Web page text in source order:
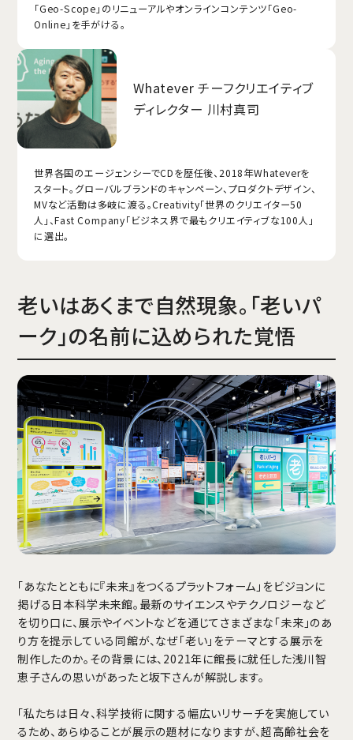
「Geo-Scope」のリニューアルやオンラインコンテンツ「Geo-
Online」を手がける。
Whatever チーフクリエイティブ
ディレクター 川村真司
世界各国のエージェンシーでCDを歴任後、2018年Whateverを
スタート。グローバルブランドのキャンペーン、プロダクトデザイン、
MVなど活動は多岐に渡る。Creativity「世界のクリエイター50
人」、Fast Company「ビジネス界で最もクリエイティブな100人」
に選出。
老いはあくまで自然現象。「老いパ
ーク」の名前に込められた覚悟
「あなたとともに『未来』をつくるプラットフォーム」をビジョンに
掲げる日本科学未来館。最新のサイエンスやテクノロジーなど
を切り口に、展示やイベントなどを通じてさまざまな「未来」のあ
り方を提示している同館が、なぜ「老い」をテーマとする展示を
制作したのか。その背景には、2021年に館長に就任した浅川智
恵子さんの思いがあったと坂下さんが解説します。
「私たちは日々、科学技術に関する幅広いリサーチを実施してい
るため、あらゆることが展示の題材になりますが、超高齢社会を